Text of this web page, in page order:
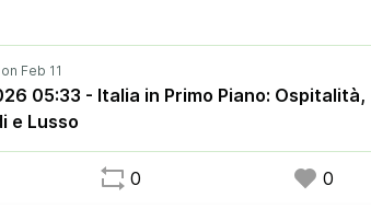
05:33 - Italia in Primo Piano: Ospitalità,
e Lusso
0 0